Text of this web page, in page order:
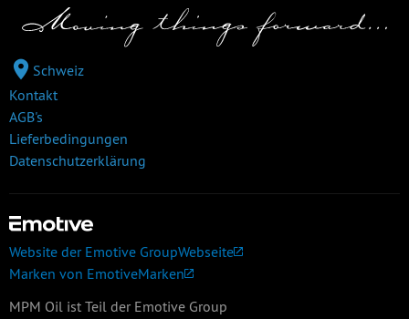
Schweiz
Kontakt
AGB's
Lieferbedingungen
Datenschutzerklärung
Website der Emotive GroupWebseite
Marken von EmotiveMarken
MPM Oil ist Teil der Emotive Group